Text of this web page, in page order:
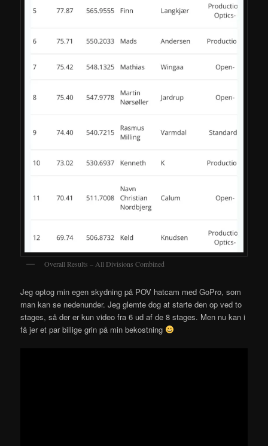
Overall Results – All Divisions Combined
Jeg optog min egen skydning på POV hatcam med GoPro, som
man kan se nedenunder. Jeg glemte dog at starte den op ved to
stages, så der er kun video fra 6 ud af de 8 stages. Men nu kan i
få jer et par billige grin på min bekostning